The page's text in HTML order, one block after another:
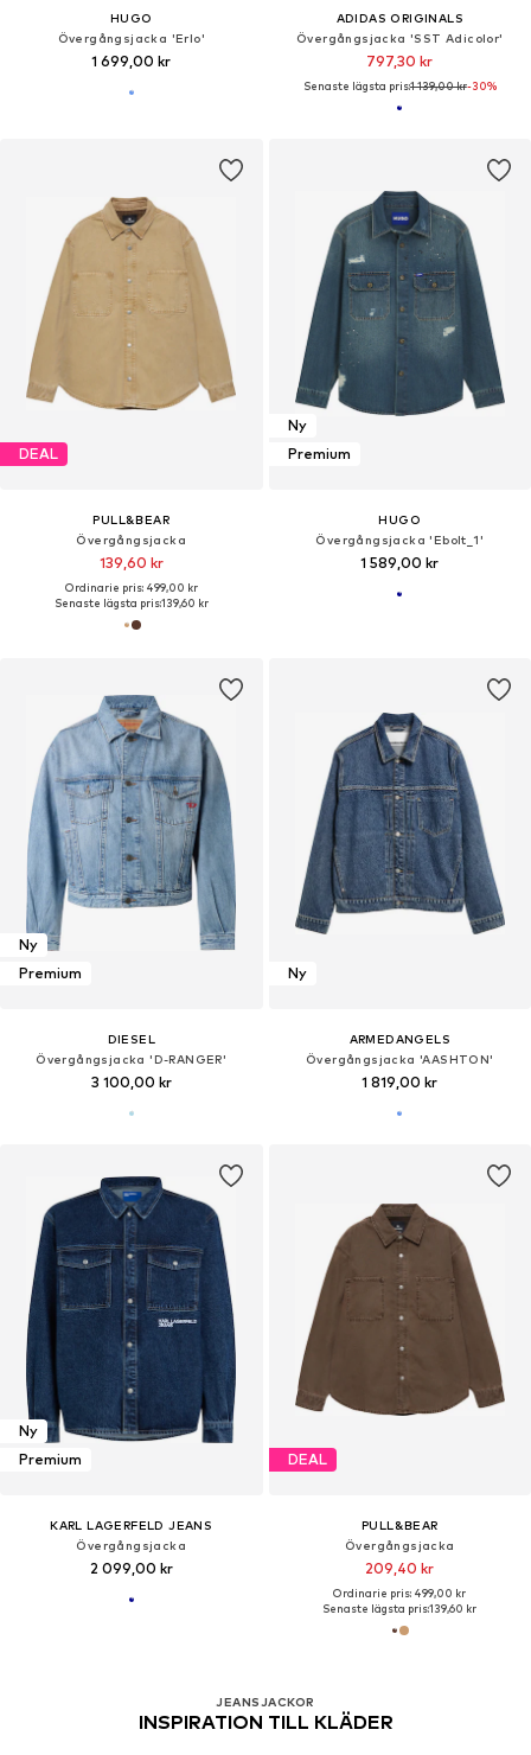
HUGO
Övergångsjacka 'Erlo'
1 699,00 kr
ADIDAS ORIGINALS
Övergångsjacka 'SST Adicolor'
797,30 kr
Senaste lägsta pris:1 139,00 kr-30%
DEAL
PULL&BEAR
Övergångsjacka
139,60 kr
Ordinarie pris: 499,00 kr
Senaste lägsta pris:139,60 kr
Ny
Premium
HUGO
Övergångsjacka 'Ebolt_1'
1 589,00 kr
Ny
Premium
DIESEL
Övergångsjacka 'D-RANGER'
3 100,00 kr
Ny
ARMEDANGELS
Övergångsjacka 'AASHTON'
1 819,00 kr
Ny
Premium
KARL LAGERFELD JEANS
Övergångsjacka
2 099,00 kr
DEAL
PULL&BEAR
Övergångsjacka
209,40 kr
Ordinarie pris: 499,00 kr
Senaste lägsta pris:139,60 kr
JEANSJACKOR
INSPIRATION TILL KLÄDER